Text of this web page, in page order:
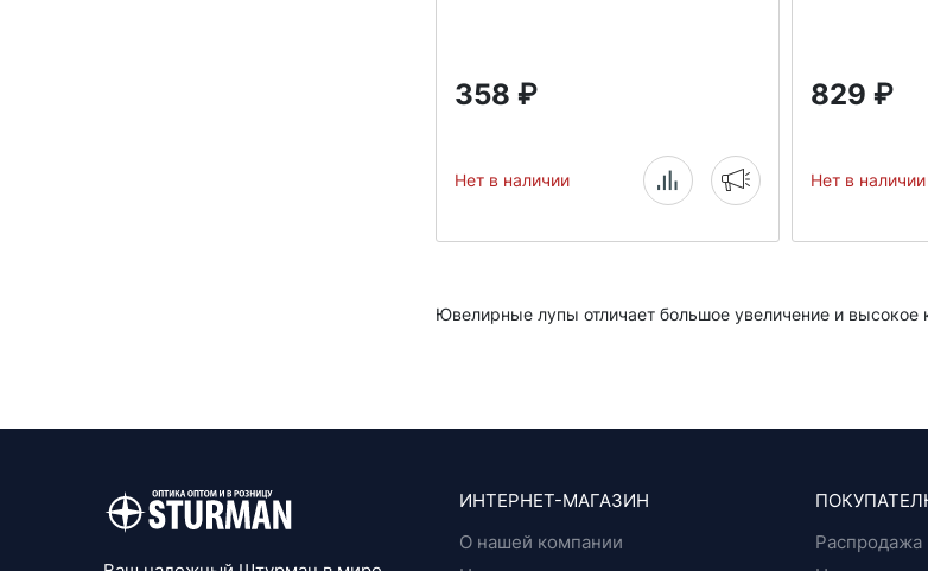
358 ₽
Нет в наличии
829 ₽
Нет в наличии
Ювелирные лупы отличает большое увеличение и высокое
ИНТЕРНЕТ-МАГАЗИН
О нашей компании
Распродажа